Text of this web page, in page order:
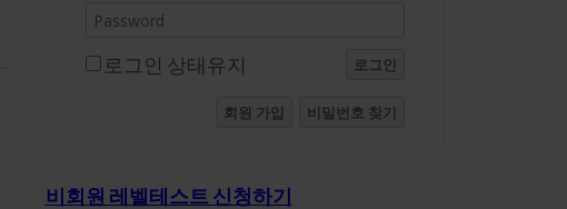
로그인 상태유지 로그인
회원 가입 비밀번호 찾기
비회원 레벨테스트 신청하기